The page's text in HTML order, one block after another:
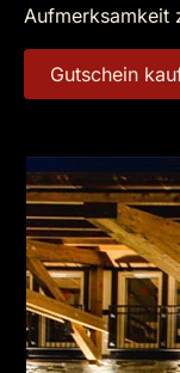
Aufmerksamkeit
Gutschein